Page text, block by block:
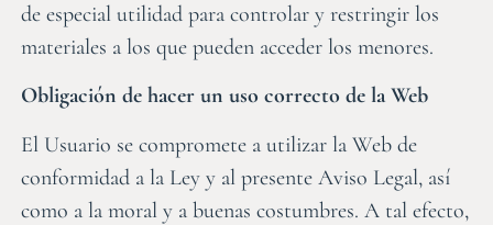
de especial utilidad para controlar y restringir los
materiales a los que pueden acceder los menores.
Obligación de hacer un uso correcto de la Web
El Usuario se compromete a utilizar la Web de
conformidad a la Ley y al presente Aviso Legal, así
como a la moral y a buenas costumbres. A tal efecto,